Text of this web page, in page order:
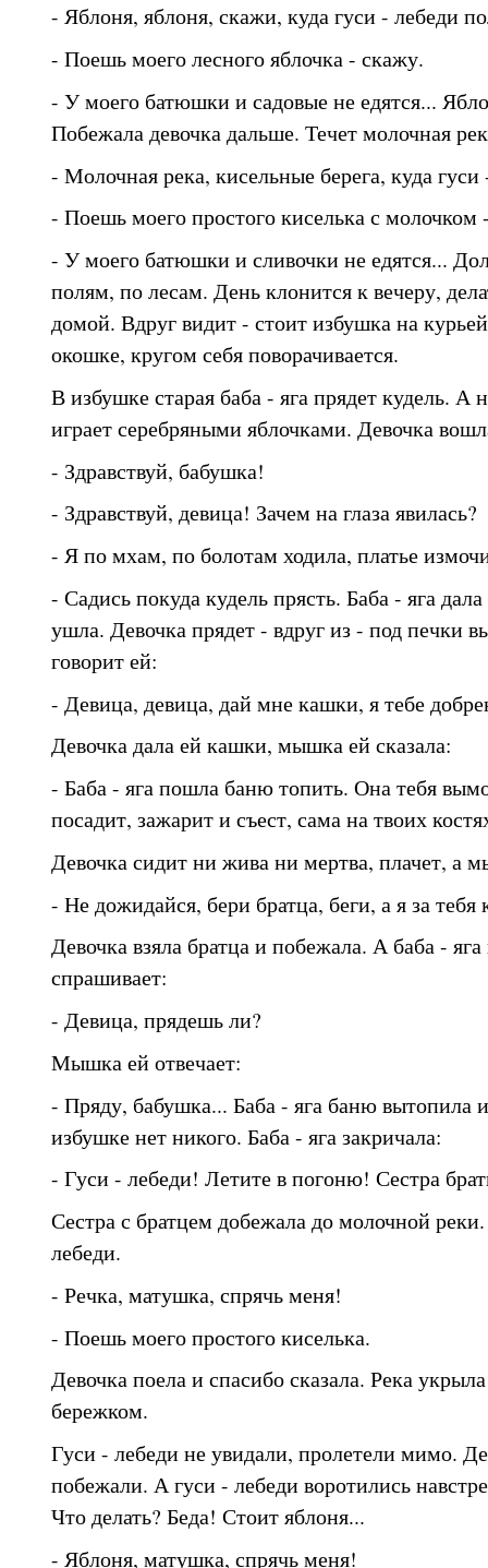
- Яблоня, яблоня, скажи, куда гуси - лебеди
- Поешь моего лесного яблочка - скажу.
- У моего батюшки и садовые не едятся...
Побежала девочка дальше. Течет молочная
- Молочная река, кисельные берега, куда гуси
- Поешь моего простого киселька с молочком
- У моего батюшки и сливочки не едятся...
полям, по лесам. День клонится к вечеру,
домой. Вдруг видит - стоит избушка на
окошке, кругом себя поворачивается.
В избушке старая баба - яга прядет кудель. А
играет серебряными яблочками. Девочка
- Здравствуй, бабушка!
- Здравствуй, девица! Зачем на глаза явилась?
- Я по мхам, по болотам ходила, платье
- Садись покуда кудель прясть. Баба - яга
ушла. Девочка прядет - вдруг из - под печки
говорит ей:
- Девица, девица, дай мне кашки, я тебе
Девочка дала ей кашки, мышка ей сказала:
- Баба - яга пошла баню топить. Она тебя
посадит, зажарит и съест, сама на твоих
Девочка сидит ни жива ни мертва, плачет, а
- Не дожидайся, бери братца, беги, а я за тебя
Девочка взяла братца и побежала. А баба -
спрашивает:
- Девица, прядешь ли?
Мышка ей отвечает:
- Пряду, бабушка... Баба - яга баню вытопила
избушке нет никого. Баба - яга закричала:
- Гуси - лебеди! Летите в погоню! Сестра
Сестра с братцем добежала до молочной
лебеди.
- Речка, матушка, спрячь меня!
- Поешь моего простого киселька.
Девочка поела и спасибо сказала. Река
бережком.
Гуси - лебеди не увидали, пролетели мимо.
побежали. А гуси - лебеди воротились
Что делать? Беда! Стоит яблоня...
- Яблоня, матушка, спрячь меня!